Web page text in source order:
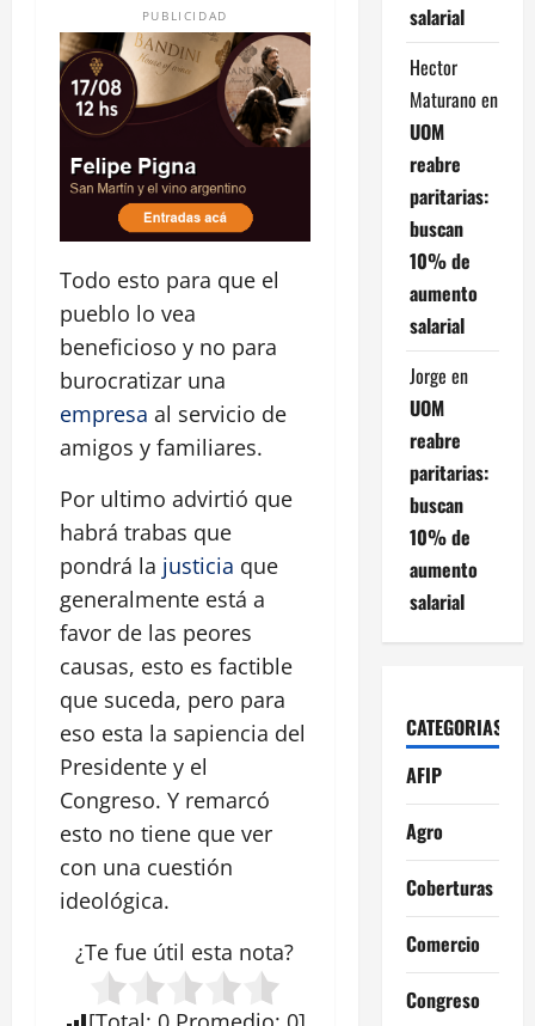
PUBLICIDAD
Todo esto para que el
pueblo lo vea
beneficioso y no para
burocratizar una
empresa al servicio de
amigos y familiares.
Por ultimo advirtió que
habrá trabas que
pondrá la justicia que
generalmente está a
favor de las peores
causas, esto es factible
que suceda, pero para
eso esta la sapiencia del
Presidente y el
Congreso. Y remarcó
esto no tiene que ver
con una cuestión
ideológica.
¿Te fue útil esta nota?
salarial
Hector
Maturano en
UOM
reabre
paritarias:
buscan
10% de
aumento
salarial
Jorge en
UOM
reabre
paritarias:
buscan
10% de
aumento
salarial
CATEGORIAS
AFIP
Agro
Coberturas
Comercio
Congreso